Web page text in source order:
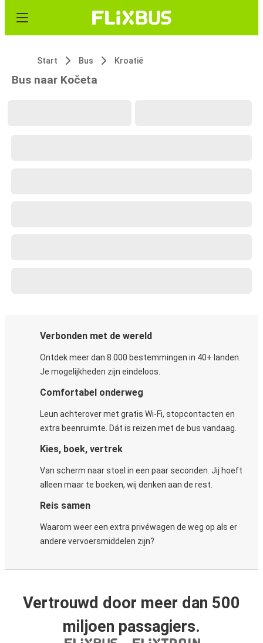
Start Bus Kroatië
Bus naar Kočeta
Verbonden met de wereld
Ontdek meer dan 8.000 bestemmingen in 40+ landen.
Je mogelijkheden zijn eindeloos.
Comfortabel onderweg
Leun achterover met gratis Wi-Fi, stopcontacten en
extra beenruimte. Dát is reizen met de bus vandaag.
Kies, boek, vertrek
Van scherm naar stoel in een paar seconden. Jij hoeft
alleen maar te boeken, wij denken aan de rest.
Reis samen
Waarom weer een extra privéwagen de weg op als er
andere vervoersmiddelen zijn?
Vertrouwd door meer dan 500
miljoen passagiers.